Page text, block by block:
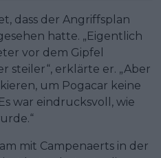
dass der Angriffsplan
hatte. „Eigentlich
vor dem Gipfel
steiler“, erklärte er. „Aber
um Pogacar keine
war eindrucksvoll, wie
mit Campenaerts in der